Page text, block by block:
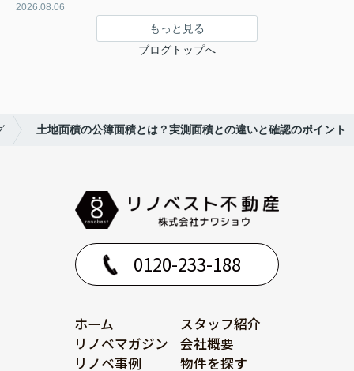
2026.08.06
もっと見る
ブログトップへ
土地面積の公簿面積とは？実測面積との違いと確認のポイント
0120-233-188
ホーム
スタッフ紹介
リノベマガジン
会社概要
リノベ事例
物件を探す